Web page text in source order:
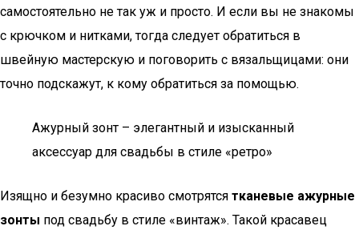
самостоятельно не так уж и просто. И если вы не знакомы
с крючком и нитками, тогда следует обратиться в
швейную мастерскую и поговорить с вязальщицами: они
точно подскажут, к кому обратиться за помощью.
Ажурный зонт – элегантный и изысканный
аксессуар для свадьбы в стиле «ретро»
Изящно и безумно красиво смотрятся тканевые ажурные
зонты под свадьбу в стиле «винтаж». Такой красавец